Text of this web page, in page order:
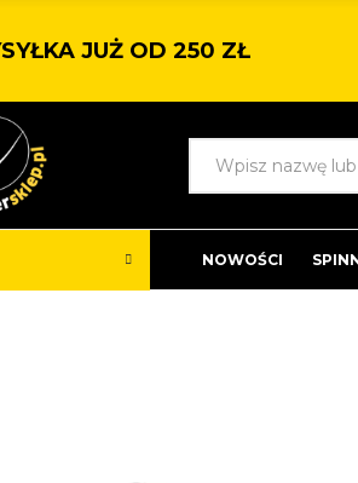
JUŻ OD 250 ZŁ
NOWOŚCI